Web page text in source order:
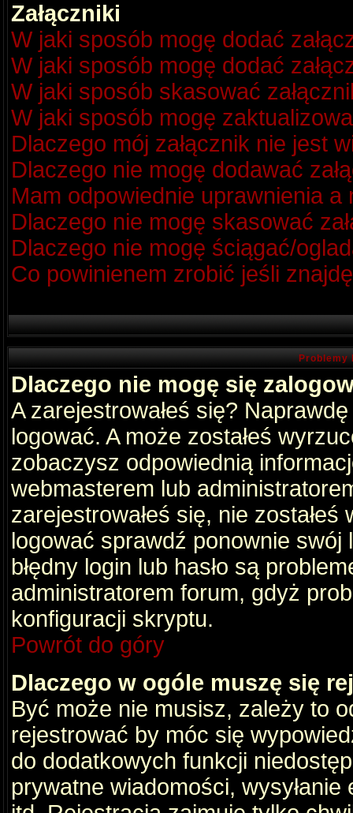
Załączniki
W jaki sposób mogę dodać
W jaki sposób mogę dodać
W jaki sposób skasować
W jaki sposób mogę
Dlaczego mój załącznik nie jest
Dlaczego nie mogę dodawać
Mam odpowiednie uprawnienia a
Dlaczego nie mogę skasować
Dlaczego nie mogę ściągać/
Co powinienem zrobić jeśli
Problemy
Dlaczego nie mogę się
A zarejestrowałeś się?
logować. A może zostałeś
zobaczysz odpowiednią
webmasterem lub
zarejestrowałeś się, nie
logować sprawdź ponownie swój
błędny login lub hasło są
administratorem forum, gdyż
konfiguracji skryptu.
Powrót do góry
Dlaczego w ogóle muszę się
Być może nie musisz, zależy to
rejestrować by móc się
do dodatkowych funkcji
prywatne wiadomości,